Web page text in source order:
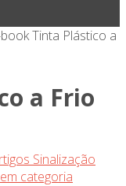
a Frio
Sinalização
categoria